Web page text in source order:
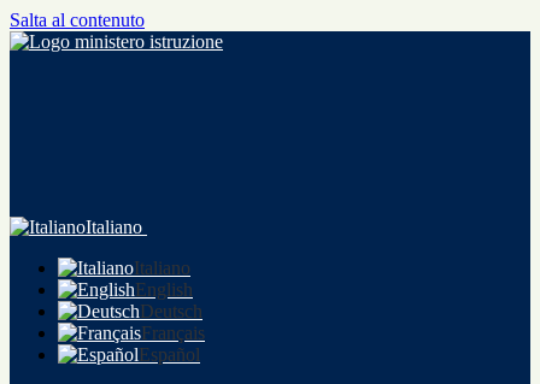
Salta al contenuto
Italiano
Italiano
English
Deutsch
Français
Español